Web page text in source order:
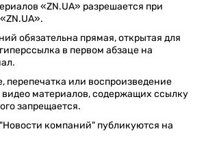
«ZN.UA» разрешается при
обязательна прямая, открытая для
в первом абзаце на
перепечатка или воспроизведение
материалов, содержащих ссылку
запрещается.
компаний" публикуются на